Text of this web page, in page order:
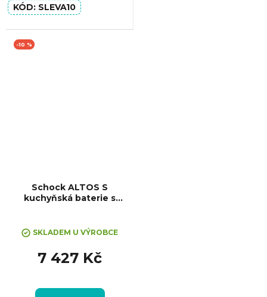
SLEVA10
-10 %
Schock ALTOS S
kuchyňská baterie s
SKLADEM U VÝROBCE
7 427 Kč